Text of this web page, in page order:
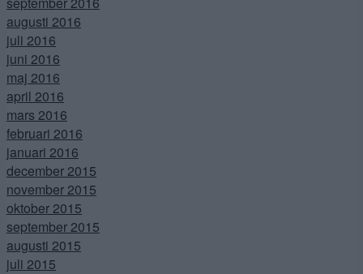
augusti 2016
juli 2016
juni 2016
maj 2016
april 2016
mars 2016
februari 2016
januari 2016
december 2015
november 2015
oktober 2015
september 2015
augusti 2015
juli 2015